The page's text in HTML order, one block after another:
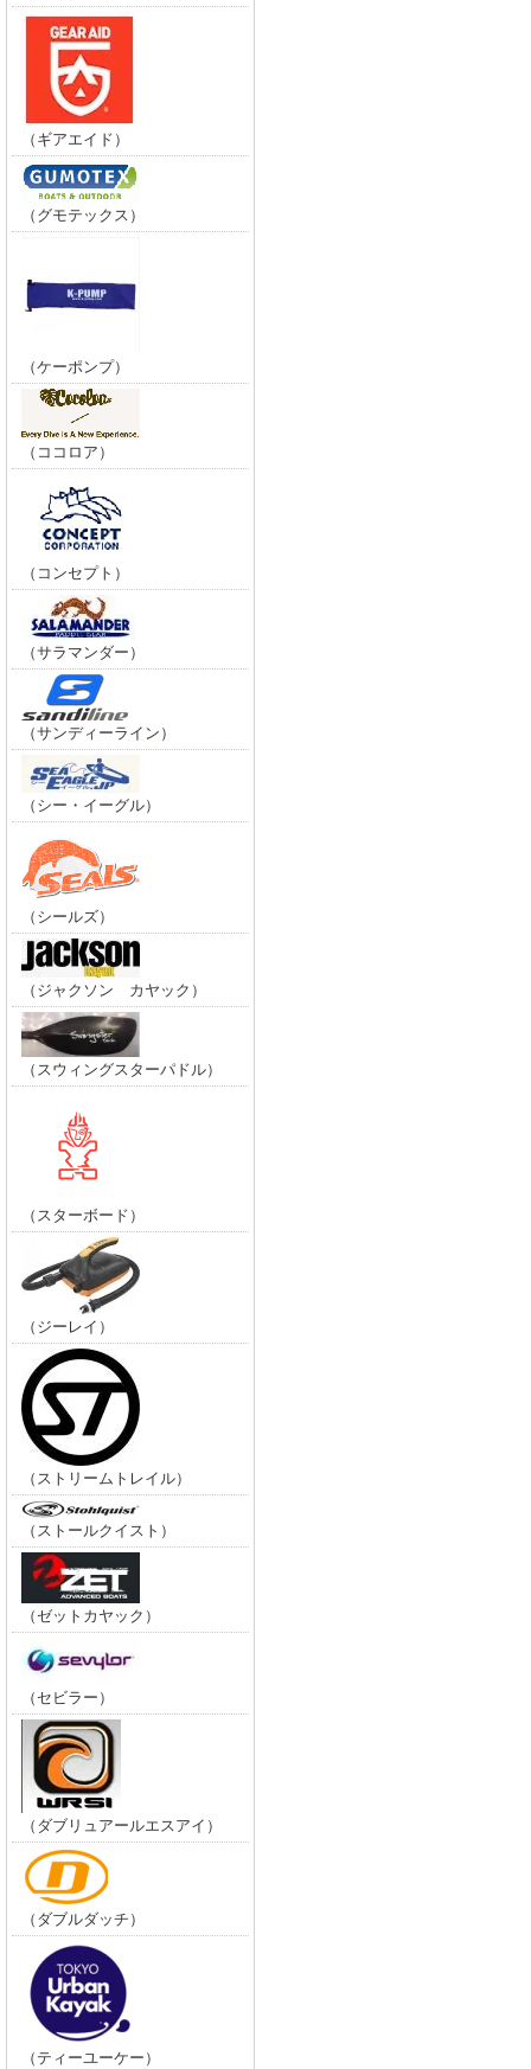
（ギアエイド）
（グモテックス）
（ケーポンプ）
（ココロア）
（コンセプト）
（サラマンダー）
（サンディーライン）
（シー・イーグル）
（シールズ）
（ジャクソン カヤック）
（スウィングスターパドル）
（スターボード）
（ジーレイ）
（ストリームトレイル）
（ストールクイスト）
（ゼットカヤック）
（セビラー）
（ダブリュアールエスアイ）
（ダブルダッチ）
（ティーユーケー）